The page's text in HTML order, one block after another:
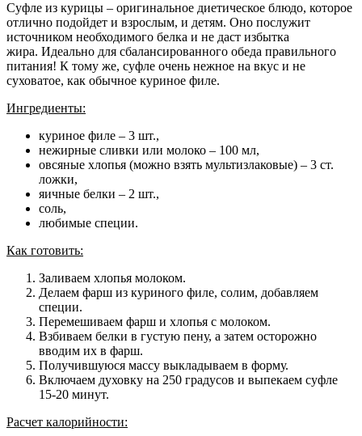
Суфле из курицы – оригинальное диетическое блюдо, которое
отлично подойдет и взрослым, и детям. Оно послужит
источником необходимого белка и не даст избытка
жира. Идеально для сбалансированного обеда правильного
питания! К тому же, суфле очень нежное на вкус и не
суховатое, как обычное куриное филе.
Ингредиенты:
куриное филе – 3 шт.,
нежирные сливки или молоко – 100 мл,
овсяные хлопья (можно взять мультизлаковые) – 3 ст.
ложки,
яичные белки – 2 шт.,
соль,
любимые специи.
Как готовить:
Заливаем хлопья молоком.
Делаем фарш из куриного филе, солим, добавляем
специи.
Перемешиваем фарш и хлопья с молоком.
Взбиваем белки в густую пену, а затем осторожно
вводим их в фарш.
Получившуюся массу выкладываем в форму.
Включаем духовку на 250 градусов и выпекаем суфле
15-20 минут.
Расчет калорийности: